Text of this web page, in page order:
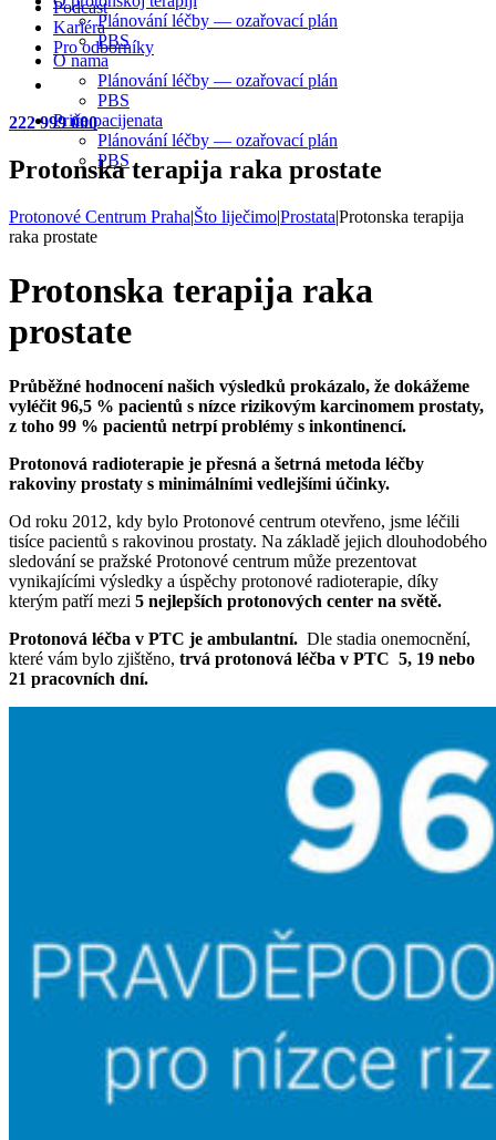
Podcast
Kariéra
Pro odborníky
222 999 000
Protonska terapija raka prostate
Protonové Centrum Praha|Što liječimo|Prostata|Protonska terapija
raka prostate
Plánování léčby — ozařovací plán
PBS
O nama
Plánování léčby — ozařovací plán
PBS
Priče pacijenata
Plánování léčby — ozařovací plán
PBS
Protonska terapija raka
prostate
Průběžné hodnocení našich výsledků prokázalo, že dokážeme
vyléčit 96,5 % pacientů s nízce rizikovým karcinomem prostaty,
z toho 99 % pacientů netrpí problémy s inkontinencí.
Protonová radioterapie je přesná a šetrná metoda léčby
rakoviny prostaty s minimálními vedlejšími účinky.
Od roku 2012, kdy bylo Protonové centrum otevřeno, jsme léčili
tisíce pacientů s rakovinou prostaty. Na základě jejich dlouhodobého
sledování se pražské Protonové centrum může prezentovat
vynikajícími výsledky a úspěchy protonové radioterapie, díky
kterým patří mezi 5 nejlepších protonových center na světě.
Protonová léčba v PTC je ambulantní. Dle stadia onemocnění,
které vám bylo zjištěno, trvá protonová léčba v PTC 5, 19 nebo
21 pracovních dní.